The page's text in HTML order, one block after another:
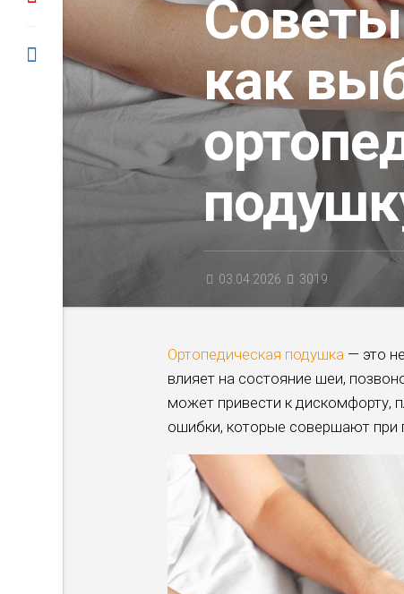
как
03.04.2026 3019
Ортопедическая подушка — это
влияет на состояние шеи,
может привести к дискомфорту,
ошибки, которые совершают при